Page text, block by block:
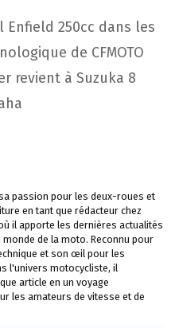
250cc dans les
de CFMOTO
revient à Suzuka 8
passion pour les deux-roues et
en tant que rédacteur chez
il apporte les dernières actualités
monde de la moto. Reconnu pour
et son œil pour les
l'univers motocycliste, il
article en un voyage
les amateurs de vitesse et de